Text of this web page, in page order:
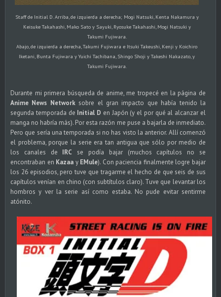
Staff de Initial D. Arriba, de izquierda a derecha; Mogi Natsuki, Kenta Nakamura y
Keisuke Takahashi, Mako Sato y Sayuki, Ryosuke Takahashi, Mogi Natsuki y
Takumi Fujiwara.
Abajo, de izquierda a derecha, Takumi Fujiwara e Itsuki Takeushi, Kenji y Koichiro
Iketani, Bunta Fujiwara y Yuichi Tachibana, Shingo Shoji y Takeshi Nakazato, y
Takumi Fujiwara.
Durante mi primera búsqueda de anime, me tropecé en la página de
Anime News Networksobre el gran impacto que había tenido la
segunda temporada de Initial D en Japón (y el por qué al alcanzar el
manga no habría más). Por esta razón me puse a bajarla de inmediato.
Pero que sería una temporada si no has visto la anterior. Allí comenzó
el problema, porque la serie era tan antigua que sólo por medio de
los canales de IRC se podía bajar (muchos capítulos no se
encontraban en Kazaa y EMule). Con paciencia finalmente logre bajar
los 26 episodios, pero tuve que tragarme el hecho de que seis de sus
capítulos venían en chino (con subtítulos claro). Tuve que levantar los
hombros y ver la serie así como estaba. No pude evitar sentirme
atónito.